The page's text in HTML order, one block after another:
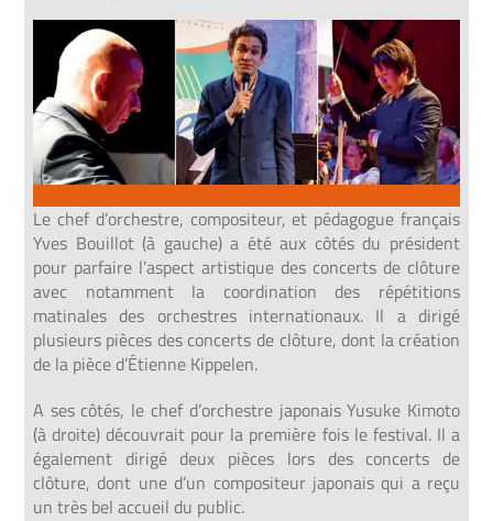
Le chef d’orchestre, compositeur, et pédagogue français
Yves Bouillot (à gauche) a été aux côtés du président
pour parfaire l’aspect artistique des concerts de clôture
avec notamment la coordination des répétitions
matinales des orchestres internationaux. Il a dirigé
plusieurs pièces des concerts de clôture, dont la création
de la pièce d’Étienne Kippelen.
A ses côtés, le chef d’orchestre japonais Yusuke Kimoto
(à droite) découvrait pour la première fois le festival. Il a
également dirigé deux pièces lors des concerts de
clôture, dont une d’un compositeur japonais qui a reçu
un très bel accueil du public.